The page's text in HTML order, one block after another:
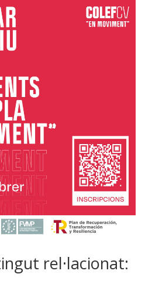
rel·lacionat: